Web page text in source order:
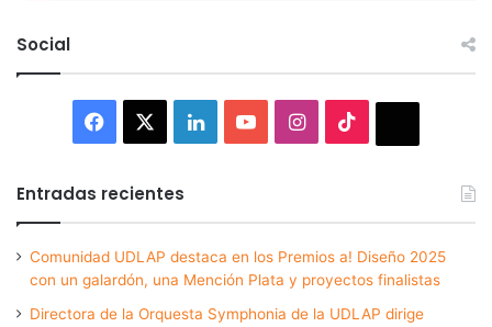
Social
Facebook LinkedInYouTubeInstagram
Entradas recientes
Comunidad UDLAP destaca en los Premios a! Diseño 2025
con un galardón, una Mención Plata y proyectos finalistas
Directora de la Orquesta Symphonia de la UDLAP dirige